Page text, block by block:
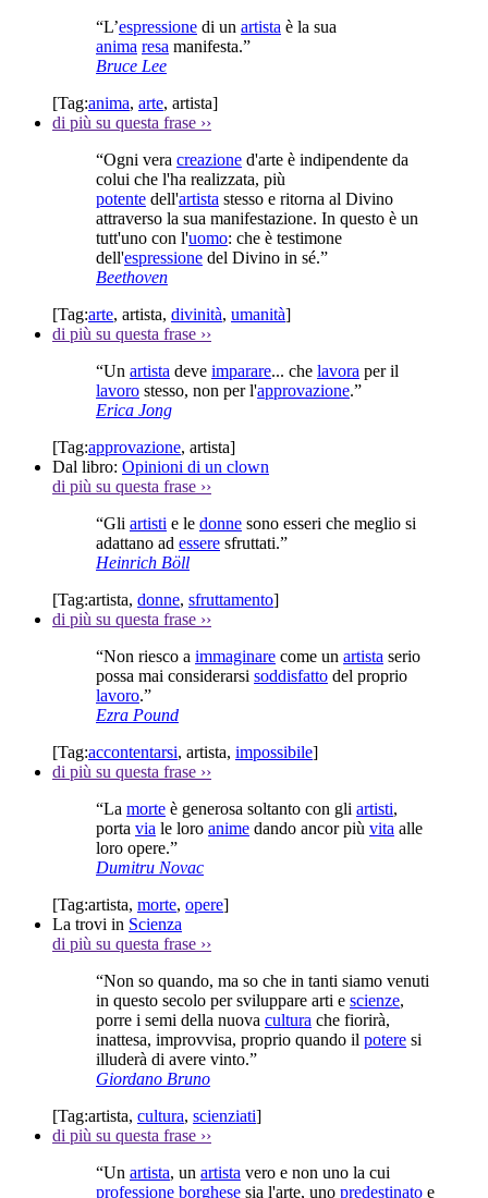
“L’espressione di un artista è la sua
anima resa manifesta.”
Bruce Lee
[Tag:anima, arte, artista]
di più su questa frase ››
“Ogni vera creazione d'arte è indipendente da
colui che l'ha realizzata, più
potente dell'artista stesso e ritorna al Divino
attraverso la sua manifestazione. In questo è un
tutt'uno con l'uomo: che è testimone
dell'espressione del Divino in sé.”
Beethoven
[Tag:arte, artista, divinità, umanità]
di più su questa frase ››
“Un artista deve imparare... che lavora per il
lavoro stesso, non per l'approvazione.”
Erica Jong
[Tag:approvazione, artista]
Dal libro: Opinioni di un clown
di più su questa frase ››
“Gli artisti e le donne sono esseri che meglio si
adattano ad essere sfruttati.”
Heinrich Böll
[Tag:artista, donne, sfruttamento]
di più su questa frase ››
“Non riesco a immaginare come un artista serio
possa mai considerarsi soddisfatto del proprio
lavoro.”
Ezra Pound
[Tag:accontentarsi, artista, impossibile]
di più su questa frase ››
“La morte è generosa soltanto con gli artisti,
porta via le loro anime dando ancor più vita alle
loro opere.”
Dumitru Novac
[Tag:artista, morte, opere]
La trovi in Scienza
di più su questa frase ››
“Non so quando, ma so che in tanti siamo venuti
in questo secolo per sviluppare arti e scienze,
porre i semi della nuova cultura che fiorirà,
inattesa, improvvisa, proprio quando il potere si
illuderà di avere vinto.”
Giordano Bruno
[Tag:artista, cultura, scienziati]
di più su questa frase ››
“Un artista, un artista vero e non uno la cui
professione borghese sia l'arte, uno predestinato e